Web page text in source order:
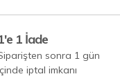
1 İade
sonra 1 gün
iptal imkanı